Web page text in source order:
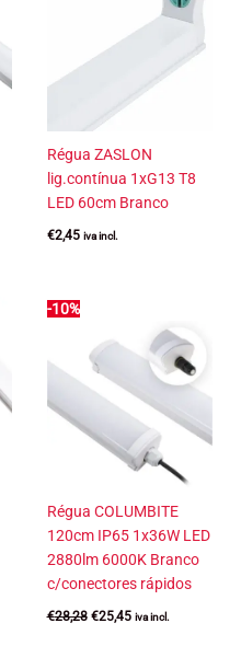
Régua ZASLON
lig.contínua 1xG13 T8
LED 60cm Branco
€2,45 iva incl.
-10%
Régua COLUMBITE
120cm IP65 1x36W LED
2880lm 6000K Branco
c/conectores rápidos
€28,28 O
preço
€25,45Oiva incl.